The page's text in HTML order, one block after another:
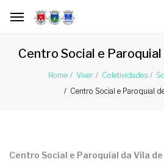
Centro Social e
Home Viver Coletividades
Centro Social e Paroquial
Centro Social e Paroquial da Vila